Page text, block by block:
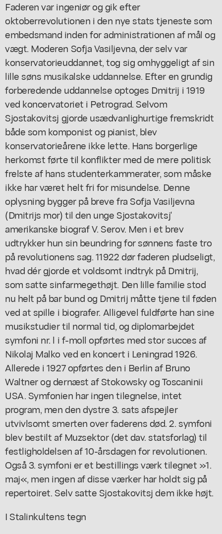
Faderen var ingeniør og gik efter
oktoberrevolutionen i den nye stats tjeneste som
embedsmand inden for administrationen af mål og
vægt. Moderen Sofja Vasiljevna, der selv var
konservatorieuddannet, tog sig omhyggeligt af sin
lille søns musikalske uddannelse. Efter en grundig
forberedende uddannelse optoges Dmitrij i 1919
ved koncervatoriet i Petrograd. Selvom
Sjostakovitsj gjorde usædvanlighurtige fremskridt
både som komponist og pianist, blev
konservatorieårene ikke lette. Hans borgerlige
herkomst førte til konflikter med de mere politisk
frelste af hans studenterkammerater, som måske
ikke har været helt fri for misundelse. Denne
oplysning bygger på breve fra Sofja Vasiljevna
(Dmitrijs mor) til den unge Sjostakovitsj'
amerikanske biograf V. Serov. Men i et brev
udtrykker hun sin beundring for sønnens faste tro
på revolutionens sag. 11922 dør faderen pludseligt,
hvad dér gjorde et voldsomt indtryk på Dmitrij,
som satte sinfarmegethøjt. Den lille familie stod
nu helt på bar bund og Dmitrij måtte tjene til føden
ved at spille i biografer. Alligevel fuldførte han sine
musikstudier til normal tid, og diplomarbejdet
symfoni nr. l i f-moll opførtes med stor succes af
Nikolaj Malko ved en koncert i Leningrad 1926.
Allerede i 1927 opførtes den i Berlin af Bruno
Waltner og dernæst af Stokowsky og Toscaninii
USA. Symfonien har ingen tilegnelse, intet
program, men den dystre 3. sats afspejler
utvivlsomt smerten over faderens død. 2. symfoni
blev bestilt af Muzsektor (det dav. statsforlag) til
festligholdelsen af 10-årsdagen for revolutionen.
Også 3. symfoni er et bestillings værk tilegnet »1.
maj«, men ingen af disse værker har holdt sig på
repertoiret. Selv satte Sjostakovitsj dem ikke højt.
I Stalinkultens tegn